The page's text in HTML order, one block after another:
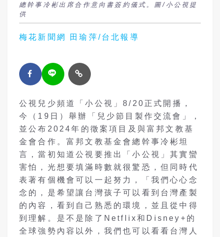
總幹事冷彬出席合作意向書簽約儀式。圖/小公視提
供
梅花新聞網 田瑜萍/台北報導
公視兒少頻道「小公視」8/20正式開播，
今（19日）舉辦「兒少節目製作交流會」，
並公布2024年的徵案項目及與富邦文教基
金會合作。富邦文教基金會總幹事冷彬坦
言，當初知道公視要推出「小公視」其實蠻
害怕，光想要填滿時數就很驚恐，但同時代
表著有個機會可以一起努力，「我們心心念
念的，是希望讓台灣孩子可以看到台灣產製
的內容，看到自己熟悉的環境，並且從中得
到理解。是不是除了Netflix和Disney+的
全球強勢內容以外，我們也可以看看台灣人